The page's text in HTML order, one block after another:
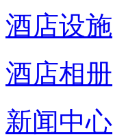
酒店设施
酒店相册
新闻中心